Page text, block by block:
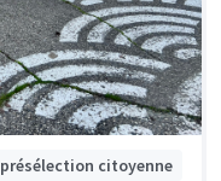
citoyenne